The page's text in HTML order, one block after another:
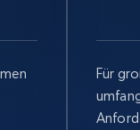
Für